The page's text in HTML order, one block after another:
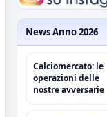
News Anno 2026
Calciomercato: le
operazioni delle
nostre avversarie